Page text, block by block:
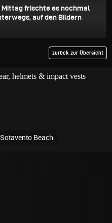
Mittag frischte es nochmal
auf den Bildern
zurück zur Übersicht
Beach